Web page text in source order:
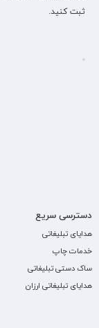
ثبت کنید.
دسترسی سریع
هدایای تبلیغاتی
خدمات چاپ
ساک دستی تبلیغاتی
هدایای تبلیغاتی ارزان